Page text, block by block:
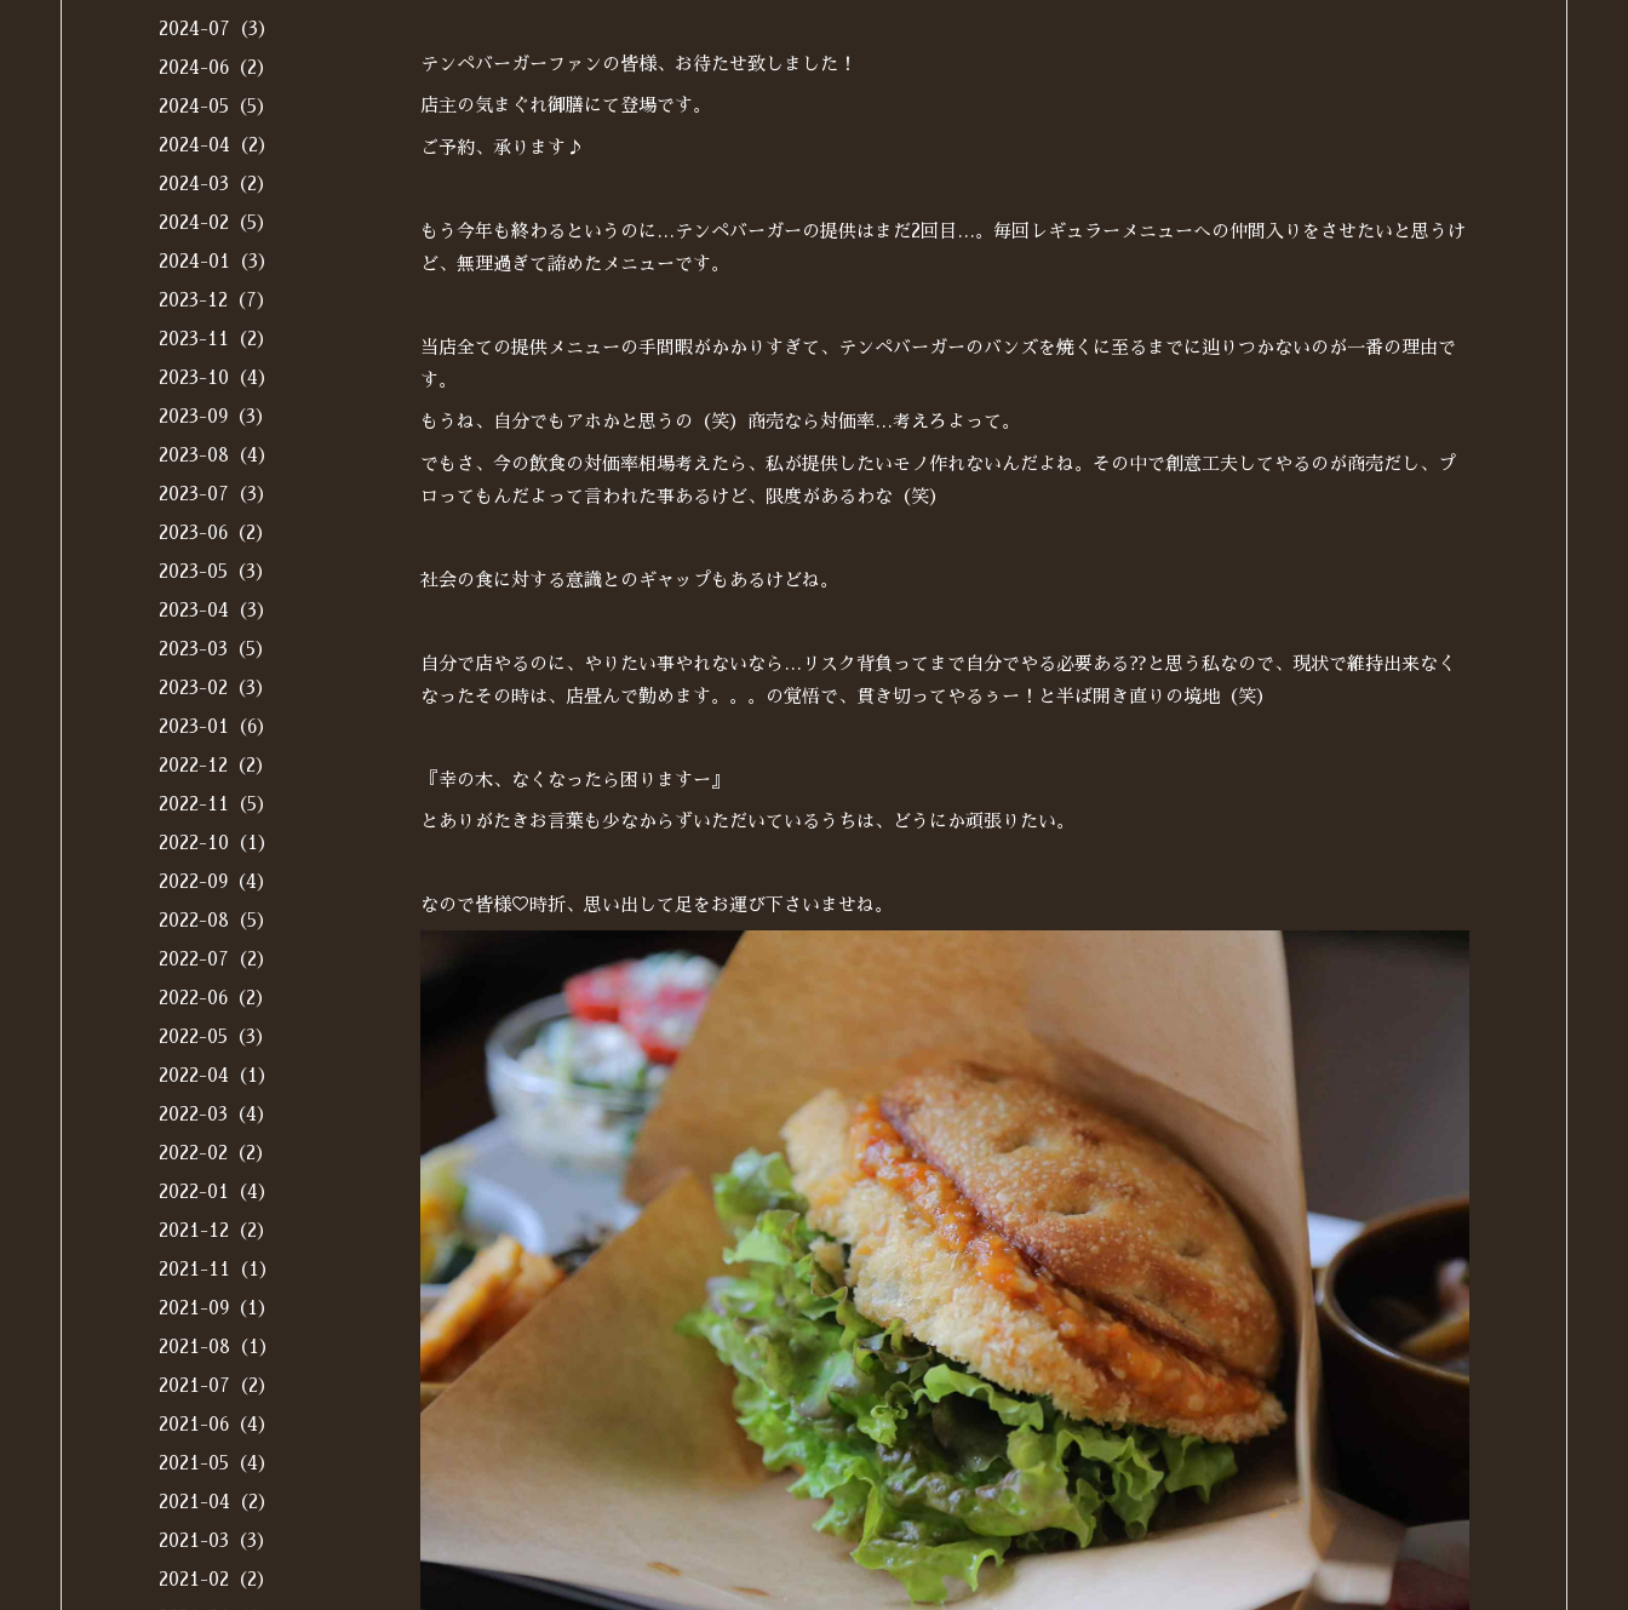
テンペバーガーファンの皆様、お待たせ致しました！
店主の気まぐれ御膳にて登場です。
ご予約、承ります♪
もう今年も終わるというのに…テンペバーガーの提供はまだ2回目…。毎回レギュラーメニューへの仲間入りをさせたいと思うけ
ど、無理過ぎて諦めたメニューです。
当店全ての提供メニューの手間暇がかかりすぎて、テンペバーガーのバンズを焼くに至るまでに辿りつかないのが一番の理由で
す。
もうね、自分でもアホかと思うの（笑）商売なら対価率…考えろよって。
でもさ、今の飲食の対価率相場考えたら、私が提供したいモノ作れないんだよね。その中で創意工夫してやるのが商売だし、プ
ロってもんだよって言われた事あるけど、限度があるわな（笑）
社会の食に対する意識とのギャップもあるけどね。
自分で店やるのに、やりたい事やれないなら…リスク背負ってまで自分でやる必要ある⁇と思う私なので、現状で維持出来なく
なったその時は、店畳んで勤めます。。。の覚悟で、貫き切ってやるぅー！と半ば開き直りの境地（笑）
『幸の木、なくなったら困りますー』
とありがたきお言葉も少なからずいただいているうちは、どうにか頑張りたい。
なので皆様♡時折、思い出して足をお運び下さいませね。
2024-07（3）
2024-06（2）
2024-05（5）
2024-04（2）
2024-03（2）
2024-02（5）
2024-01（3）
2023-12（7）
2023-11（2）
2023-10（4）
2023-09（3）
2023-08（4）
2023-07（3）
2023-06（2）
2023-05（3）
2023-04（3）
2023-03（5）
2023-02（3）
2023-01（6）
2022-12（2）
2022-11（5）
2022-10（1）
2022-09（4）
2022-08（5）
2022-07（2）
2022-06（2）
2022-05（3）
2022-04（1）
2022-03（4）
2022-02（2）
2022-01（4）
2021-12（2）
2021-11（1）
2021-09（1）
2021-08（1）
2021-07（2）
2021-06（4）
2021-05（4）
2021-04（2）
2021-03（3）
2021-02（2）